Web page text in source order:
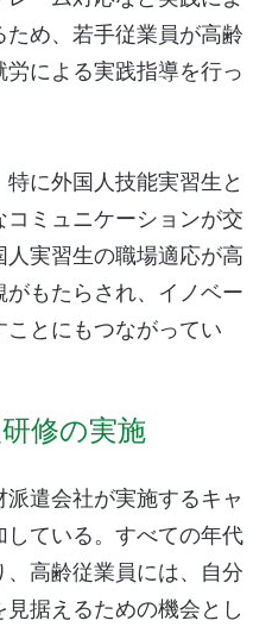
め、若手従業員が高齢
による実践指導を行っ
に外国人技能実習生と
ミュニケーションが交
実習生の職場適応が高
がもたらされ、イノベー
とにもつながってい
修の実施
遣会社が実施するキャ
している。すべての年代
高齢従業員には、自分
据えるための機会とし